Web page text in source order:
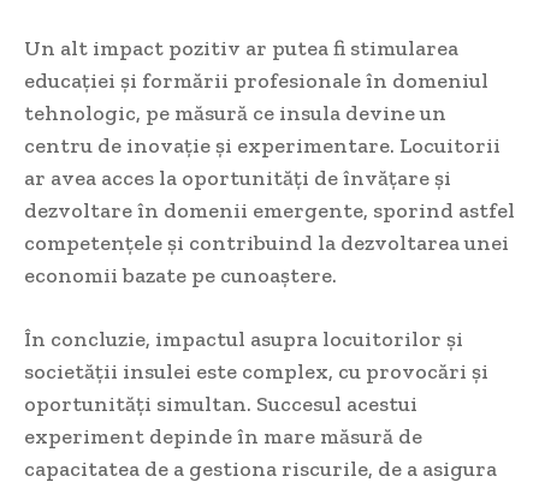
Un alt impact pozitiv ar putea fi stimularea
educației și formării profesionale în domeniul
tehnologic, pe măsură ce insula devine un
centru de inovație și experimentare. Locuitorii
ar avea acces la oportunități de învățare și
dezvoltare în domenii emergente, sporind astfel
competențele și contribuind la dezvoltarea unei
economii bazate pe cunoaștere.
În concluzie, impactul asupra locuitorilor și
societății insulei este complex, cu provocări și
oportunități simultan. Succesul acestui
experiment depinde în mare măsură de
capacitatea de a gestiona riscurile, de a asigura